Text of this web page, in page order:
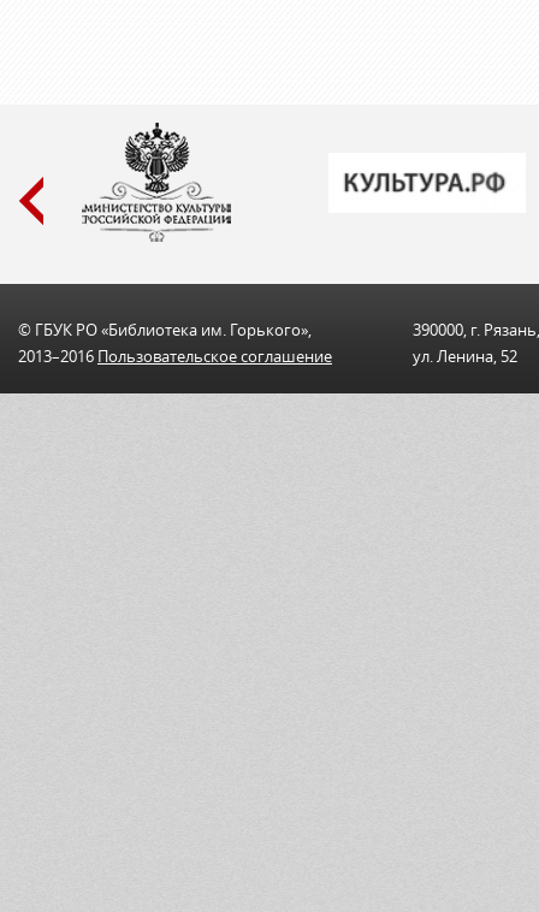
© ГБУК РО «Библиотека им. Горького»,
2013–2016 Пользовательскоe соглашениe
390000, г. Рязань,
ул. Ленина, 52